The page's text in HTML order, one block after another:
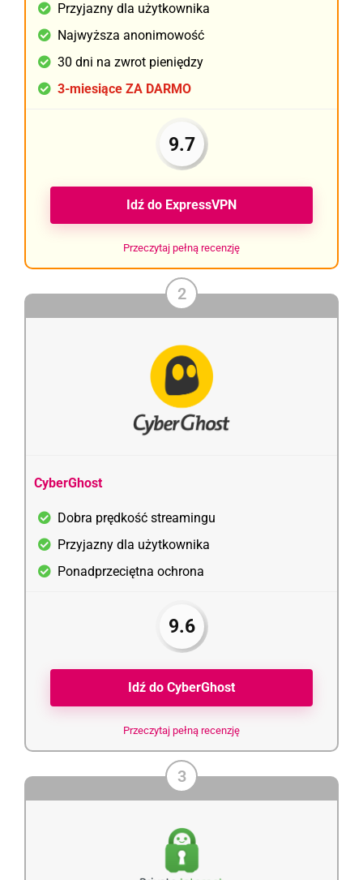
Przyjazny dla użytkownika
Najwyższa anonimowość
30 dni na zwrot pieniędzy
3-miesiące ZA DARMO
9.7
Idź do ExpressVPN
Przeczytaj pełną recenzję
2
CyberGhost
Dobra prędkość streamingu
Przyjazny dla użytkownika
Ponadprzeciętna ochrona
9.6
Idź do CyberGhost
Przeczytaj pełną recenzję
3